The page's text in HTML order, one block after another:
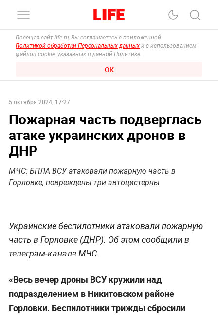
Посещая сайт life.ru, Вы соглашаетесь с приложенной
Политикой обработки Персональных данных и с использованием
файлов cookie, указанных в данной Политике.
ОК
5 октября 2024, 17:27
Пожарная часть подверглась
атаке украинских дронов в
ДНР
МЧС: БПЛА ВСУ атаковали пожарную часть в
Горловке, повреждены три автоцистерны
Украинские беспилотники атаковали пожарную
часть в Горловке (ДНР). Об этом сообщили в
телеграм-канале МЧС.
«Весь вечер дроны ВСУ кружили над
подразделением в Никитовском районе
Горловки. Беспилотники трижды сбросили